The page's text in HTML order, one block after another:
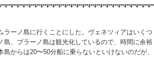
ーノ島に行くことにした。ヴェネツィアはいくつ
島、ブラーノ島は観光化しているので、時間に余裕
からは20〜50分船に乗らないといけないのだが、